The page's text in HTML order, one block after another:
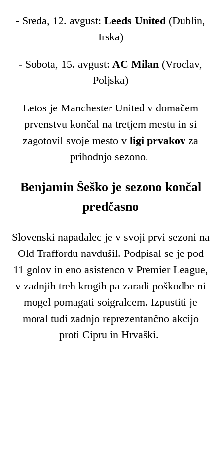
- Sreda, 12. avgust: Leeds United (Dublin,
Irska)
- Sobota, 15. avgust: AC Milan (Vroclav,
Poljska)
Letos je Manchester United v domačem
prvenstvu končal na tretjem mestu in si
zagotovil svoje mesto v ligi prvakov za
prihodnjo sezono.
Benjamin Šeško je sezono končal
predčasno
Slovenski napadalec je v svoji prvi sezoni na
Old Traffordu navdušil. Podpisal se je pod
11 golov in eno asistenco v Premier League,
v zadnjih treh krogih pa zaradi poškodbe ni
mogel pomagati soigralcem. Izpustiti je
moral tudi zadnjo reprezentančno akcijo
proti Cipru in Hrvaški.